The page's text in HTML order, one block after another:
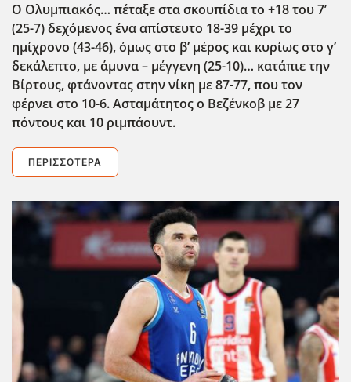
Ο Ολυμπιακός… πέταξε στα σκουπίδια το +18 του 7’
(25-7) δεχόμενος ένα απίστευτο 18-39 μέχρι το
ημίχρονο (43-46), όμως στο β’ μέρος και κυρίως στο γ’
δεκάλεπτο, με άμυνα – μέγγενη (25-10)… κατάπιε την
Βίρτους, φτάνοντας στην νίκη με 87-77, που τον
φέρνει στο 10-6. Ασταμάτητος ο Βεζένκοβ με 27
πόντους και 10 ριμπάουντ.
ΠΕΡΙΣΣΌΤΕΡΑ